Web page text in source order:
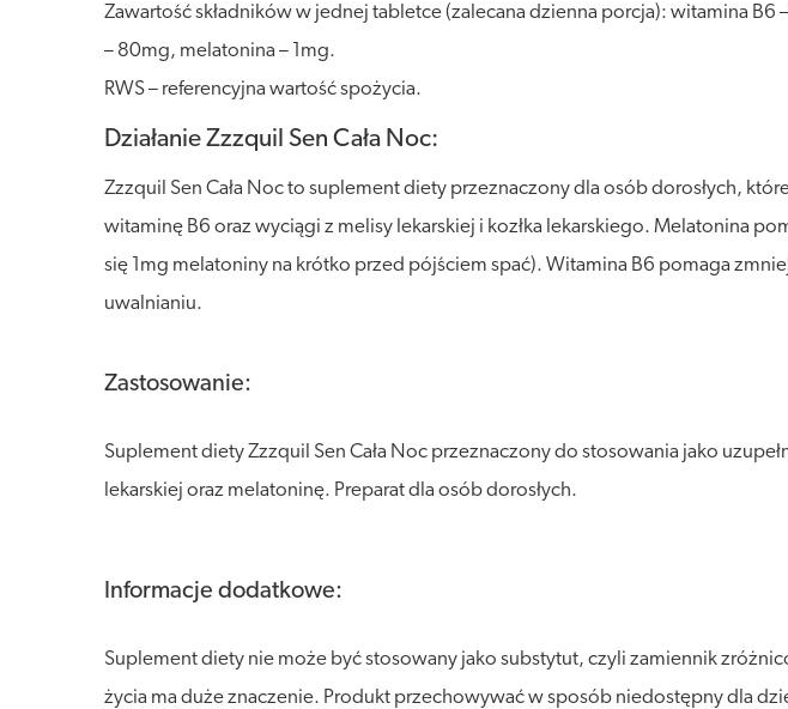
Zawartość składników w jednej tabletce (zalecana dzienna porcja): witamina B6
– 80mg, melatonina – 1mg.
RWS – referencyjna wartość spożycia.
Działanie Zzzquil Sen Cała Noc:
Zzzquil Sen Cała Noc to suplement diety przeznaczony dla osób dorosłych,
witaminę B6 oraz wyciągi z melisy lekarskiej i kozłka lekarskiego. Melatonina
się 1mg melatoniny na krótko przed pójściem spać). Witamina B6 pomaga
uwalnianiu.
Zastosowanie:
Suplement diety Zzzquil Sen Cała Noc przeznaczony do stosowania jako
lekarskiej oraz melatoninę. Preparat dla osób dorosłych.
Informacje dodatkowe:
Suplement diety nie może być stosowany jako substytut, czyli zamiennik
życia ma duże znaczenie. Produkt przechowywać w sposób niedostępny dla